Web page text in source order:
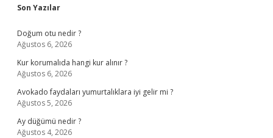
Sidebar
Son Yazılar
Doğum otu nedir ?
Ağustos 6, 2026
Kur korumalıda hangi kur alınır ?
Ağustos 6, 2026
Avokado faydaları yumurtalıklara iyi gelir mi ?
Ağustos 5, 2026
Ay düğümü nedir ?
Ağustos 4, 2026